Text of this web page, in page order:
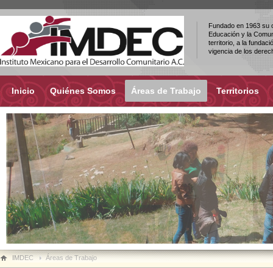
Fundado en 1963 su
Educación y la
territorio, a la
vigencia de los
Inicio Quiénes Somos Áreas de Trabajo Territorios
IMDEC Áreas de Trabajo